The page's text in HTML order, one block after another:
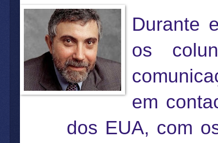
Durante
os
em
dos EUA, com